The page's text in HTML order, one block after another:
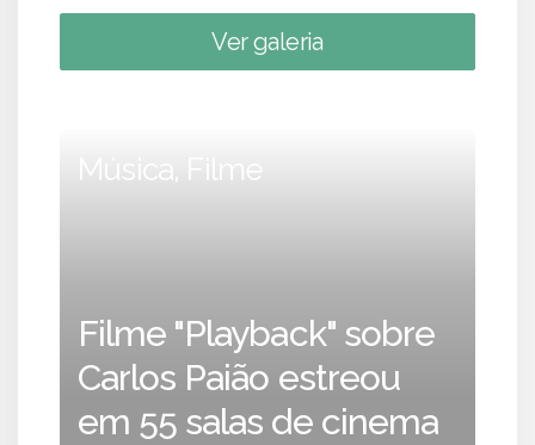
Ver galeria
Música, Filme
Filme "Playback" sobre
Carlos Paião estreou
em 55 salas de cinema